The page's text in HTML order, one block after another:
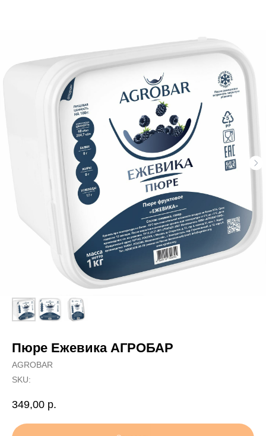
Пюре Ежевика АГРОБАР
AGROBAR
SKU:
349,00 р.